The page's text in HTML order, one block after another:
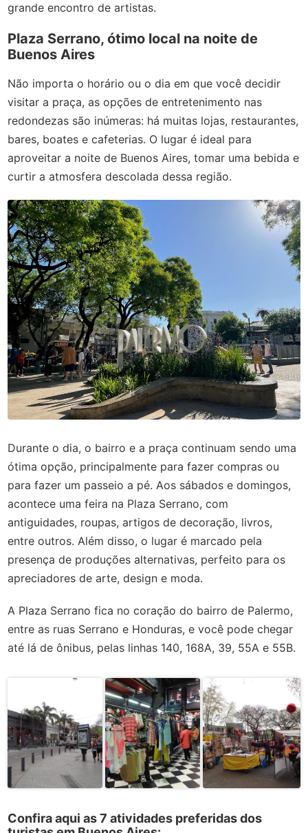
grande encontro de artistas.
Plaza Serrano, ótimo local na noite de
Buenos Aires
Não importa o horário ou o dia em que você decidir
visitar a praça, as opções de entretenimento nas
redondezas são inúmeras: há muitas lojas, restaurantes,
bares, boates e cafeterias. O lugar é ideal para
aproveitar a noite de Buenos Aires, tomar uma bebida e
curtir a atmosfera descolada dessa região.
Durante o dia, o bairro e a praça continuam sendo uma
ótima opção, principalmente para fazer compras ou
para fazer um passeio a pé. Aos sábados e domingos,
acontece uma feira na Plaza Serrano, com
antiguidades, roupas, artigos de decoração, livros,
entre outros. Além disso, o lugar é marcado pela
presença de produções alternativas, perfeito para os
apreciadores de arte, design e moda.
A Plaza Serrano fica no coração do bairro de Palermo,
entre as ruas Serrano e Honduras, e você pode chegar
até lá de ônibus, pelas linhas 140, 168A, 39, 55A e 55B.
Confira aqui as 7 atividades preferidas dos